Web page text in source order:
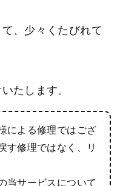
、少々くたびれて
たします。
による修理ではござ
す修理ではなく、リ
当サービスについて